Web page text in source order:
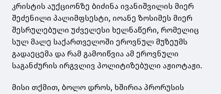
კრისტის აუქციონზე ბიძინა ივანიშვილის მიერ
შეძენილი პალიმფსესტი, იოანე ზოსიმეს მიერ
შესრულებული უძველესი ხელნაწერი, რომელიც
სულ მალე საქართველოში ეროვნულ მუზეუმს
გადაეცემა და რამ გამოიწვია ამ ეროვნული
საგანძურის ირგვლივ პოლიტიზებული აჟიოტაჟი.
მისი თქმით, ბოლო დროს, ხშირია პრორუსის